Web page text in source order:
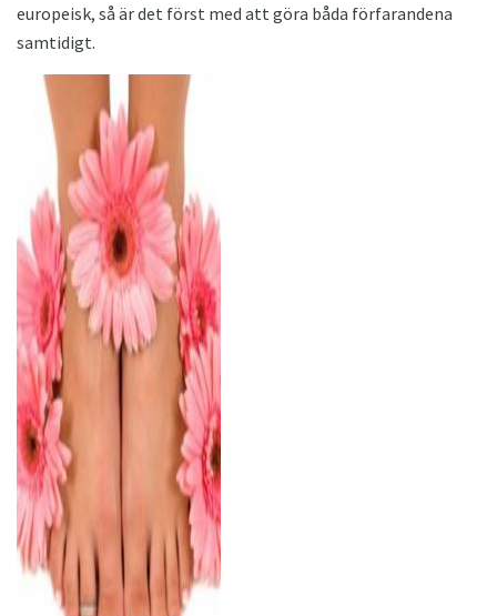
europeisk, så är det först med att göra båda förfarandena
samtidigt.
ad